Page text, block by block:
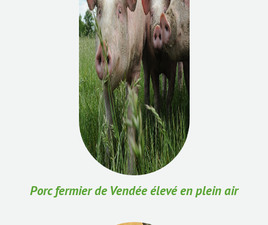
Porc fermier de Vendée élevé en plein air